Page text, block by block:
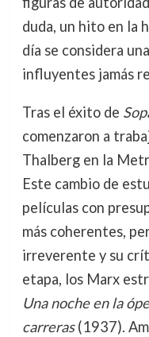
duda, un hito en la
día se considera
influyentes jamás
Tras el éxito de
comenzaron a
Thalberg en la
Este cambio de
películas con
más coherentes,
irreverente y su
etapa, los Marx
Una noche en la
carreras(1937).